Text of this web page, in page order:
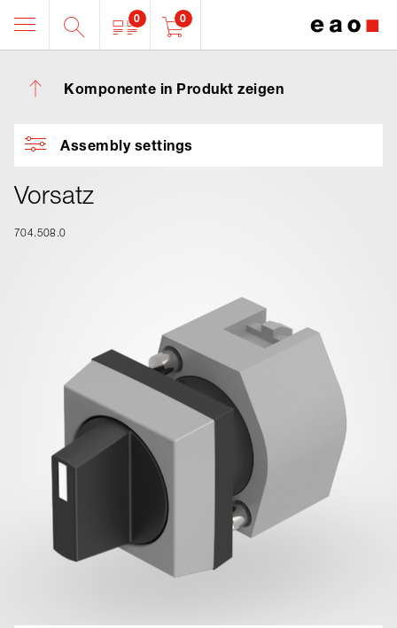
0 0
Komponente in Produkt zeigen
Assembly settings
Vorsatz
704.508.0